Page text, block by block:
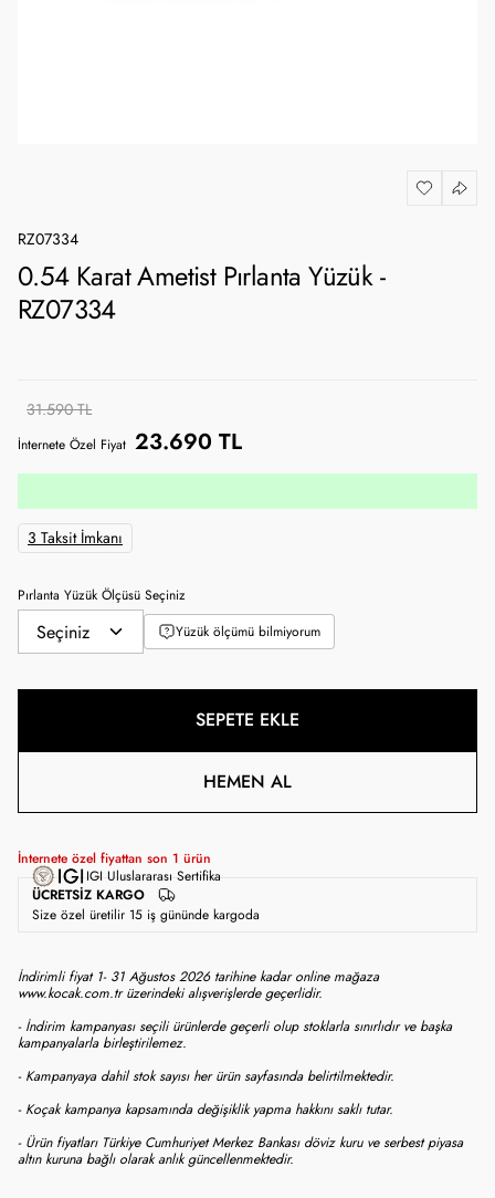
RZ07334
0.54 Karat Ametist Pırlanta Yüzük -
RZ07334
31.590 TL
İnternete Özel Fiyat 23.690 TL
3 Taksit İmkanı
Pırlanta Yüzük Ölçüsü Seçiniz
Yüzük ölçümü bilmiyorum
SEPETE EKLE
HEMEN AL
İnternete özel fiyattan son 1 ürün
ÜCRETSIZ KARGO
IGI Uluslararası Sertifika
Size özel üretilir 15 iş gününde kargoda
İndirimli fiyat 1- 31 Ağustos 2026 tarihine kadar online mağaza
www.kocak.com.tr üzerindeki alışverişlerde geçerlidir.
- İndirim kampanyası seçili ürünlerde geçerli olup stoklarla sınırlıdır ve başka
kampanyalarla birleştirilemez.
- Kampanyaya dahil stok sayısı her ürün sayfasında belirtilmektedir.
- Koçak kampanya kapsamında değişiklik yapma hakkını saklı tutar.
- Ürün fiyatları Türkiye Cumhuriyet Merkez Bankası döviz kuru ve serbest piyasa
altın kuruna bağlı olarak anlık güncellenmektedir.